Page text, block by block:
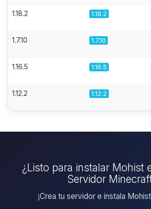
1.18.2 1.18.2
1.7.10 1.7.10
1.16.5 1.16.5
1.12.2 1.12.2
¿Listo para instalar Mohist
Servidor
¡Crea tu servidor e instala